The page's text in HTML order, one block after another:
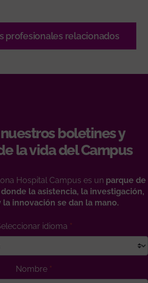
profesionales relacionados
boletines y
la vida del Campus
Hospital Campus es un parque de
la asistencia, la investigación,
la innovación se dan la mano.
idioma
Nombre